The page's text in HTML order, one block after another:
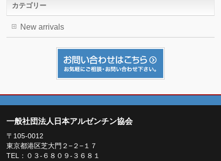
カテゴリー
New arrivals
一般社団法人日本アルゼンチン協会
〒105-0012
東京都港区芝大門２−２−１７
TEL：０３-６８０９-３６８１